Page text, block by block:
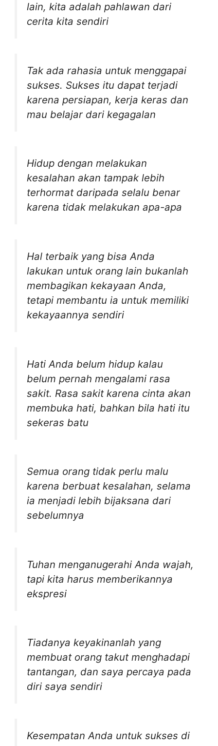
lain, kita adalah pahlawan dari
cerita kita sendiri
Tak ada rahasia untuk menggapai
sukses. Sukses itu dapat terjadi
karena persiapan, kerja keras dan
mau belajar dari kegagalan
Hidup dengan melakukan
kesalahan akan tampak lebih
terhormat daripada selalu benar
karena tidak melakukan apa-apa
Hal terbaik yang bisa Anda
lakukan untuk orang lain bukanlah
membagikan kekayaan Anda,
tetapi membantu ia untuk memiliki
kekayaannya sendiri
Hati Anda belum hidup kalau
belum pernah mengalami rasa
sakit. Rasa sakit karena cinta akan
membuka hati, bahkan bila hati itu
sekeras batu
Semua orang tidak perlu malu
karena berbuat kesalahan, selama
ia menjadi lebih bijaksana dari
sebelumnya
Tuhan menganugerahi Anda wajah,
tapi kita harus memberikannya
ekspresi
Tiadanya keyakinanlah yang
membuat orang takut menghadapi
tantangan, dan saya percaya pada
diri saya sendiri
Kesempatan Anda untuk sukses di